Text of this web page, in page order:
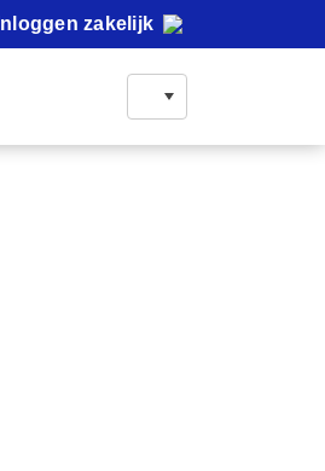
Inloggen zakelijk